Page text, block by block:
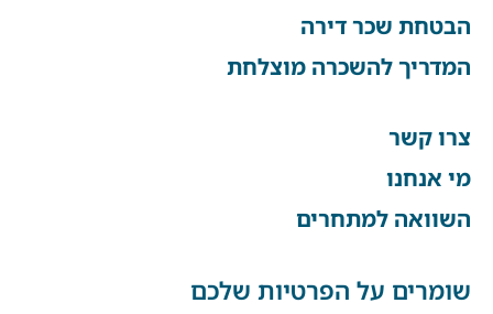
הבטחת שכר דירה
המדריך להשכרה מוצלחת
צרו קשר
מי אנחנו
השוואה למתחרים
שומרים על הפרטיות שלכם